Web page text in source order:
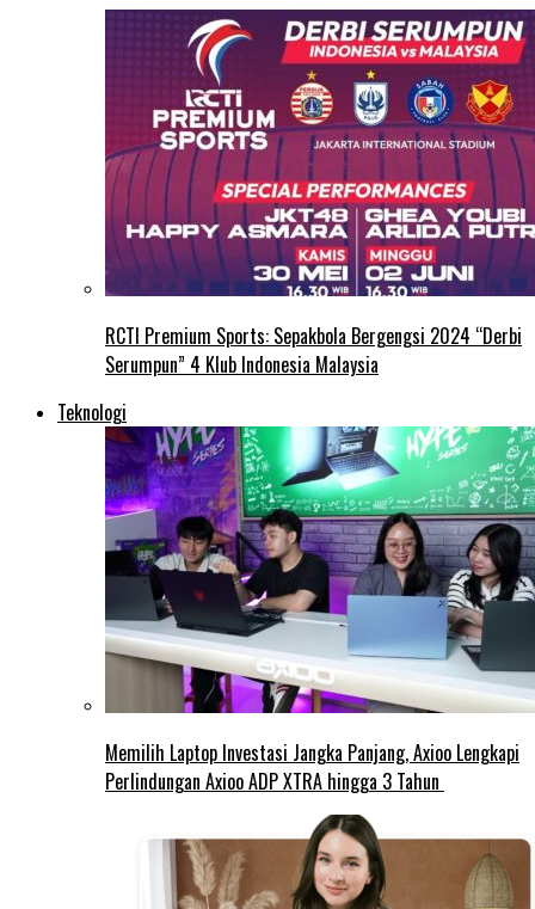
RCTI Premium Sports: Sepakbola Bergengsi 2024 “Derbi
Serumpun” 4 Klub Indonesia Malaysia
Teknologi
Memilih Laptop Investasi Jangka Panjang, Axioo Lengkapi
Perlindungan Axioo ADP XTRA hingga 3 Tahun